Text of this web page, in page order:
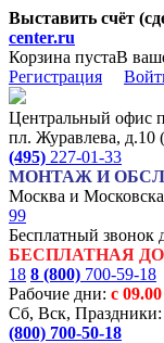
Выставить счёт
center.ru
Корзина пустаВ
Регистрация
Центральный офис
пл. Журавлева, д.10
(495) 227-01-33
МОНТАЖ И
Москва и
99
Бесплатный звонок
БЕСПЛАТНАЯ
18 8 (800) 700-59-18
Рабочие дни: с
Сб, Вск, Праздники:
(800) 700-50-18